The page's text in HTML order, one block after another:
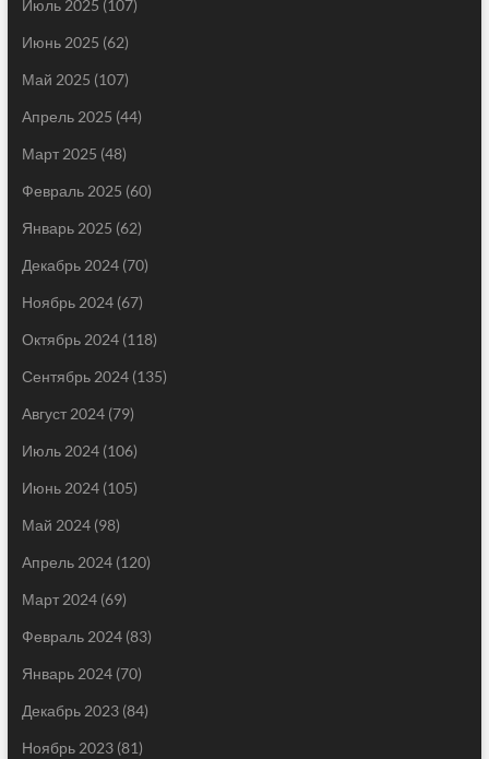
Июль 2025 (107)
Июнь 2025 (62)
Май 2025 (107)
Апрель 2025 (44)
Март 2025 (48)
Февраль 2025 (60)
Январь 2025 (62)
Декабрь 2024(70)
Ноябрь 2024(67)
Октябрь 2024(118)
Сентябрь 2024(135)
Август 2024(79)
Июль 2024(106)
Июнь 2024(105)
Май 2024(98)
Апрель 2024(120)
Март 2024(69)
Февраль 2024(83)
Январь 2024(70)
Декабрь 2023(84)
Ноябрь 2023(81)